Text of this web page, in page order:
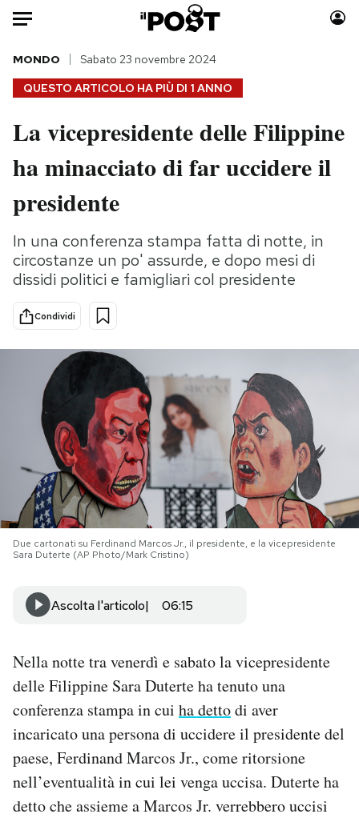
Auto
HOME
Italia
Politica
Tecnologia
Scienza
Cultura
Sport
Moda
Consumismi
Media
Europa
PODCAST
NEWSLETTER
I MIEI PREFERITI
SHOP
CALENDARIO
AREA PERSONALE
Area Personale
Newsletter
Notifiche mobile
Regala il Post
Esci
QUESTO ARTICOLO HA PIÙ DI 1 ANNO
MONDO Sabato 23 novembre 2024
La vicepresidente delle Filippine
ha minacciato di far uccidere il
presidente
In una conferenza stampa fatta di notte, in
circostanze un po' assurde, e dopo mesi di
dissidi politici e famigliari col presidente
Condividi
Due cartonati su Ferdinand Marcos Jr., il presidente, e la vicepresidente
Sara Duterte (AP Photo/Mark Cristino)
Ascolta l'articolo 06:15
Nella notte tra venerdì e sabato la vicepresidente
delle Filippine Sara Duterte ha tenuto una
conferenza stampa in cui ha dettodi aver
incaricato una persona di uccidere il presidente del
paese, Ferdinand Marcos Jr., come ritorsione
nell’eventualità in cui lei venga uccisa. Duterte ha
detto che assieme a Marcos Jr. verrebbero uccisi